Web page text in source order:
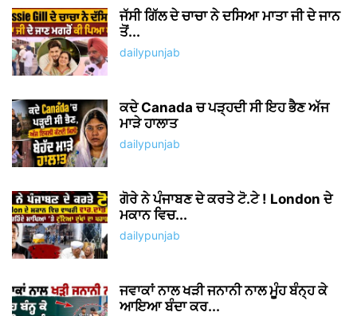
ਜੱਸੀ ਗਿੱਲ ਦੇ ਚਾਚਾ ਨੇ ਦਸਿਆ ਮਾਤਾ ਜੀ ਦੇ ਜਾਨ
ਤੋਂ...
dailypunjab
ਕਦੇ Canada ਚ ਪੜ੍ਹਦੀ ਸੀ ਇਹ ਭੈਣ ਅੱਜ
ਮਾੜੇ ਹਾਲਾਤ
dailypunjab
ਗੋਰੇ ਨੇ ਪੰਜਾਬਣ ਦੇ ਕਰਤੇ ਟੋ.ਟੇ ! London ਦੇ
ਮਕਾਨ ਵਿਚ...
dailypunjab
ਜਵਾਕਾਂ ਨਾਲ ਖੜੀ ਜਨਾਨੀ ਨਾਲ ਮੂੰਹ ਬੰਨ੍ਹ ਕੇ
ਆਇਆ ਬੰਦਾ ਕਰ...